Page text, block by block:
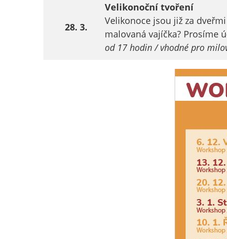
28. 3.
Velikonoční tvoření
Velikonoce jsou již za
malovaná vajíčka? Prosíme
od 17 hodin / vhodné pro